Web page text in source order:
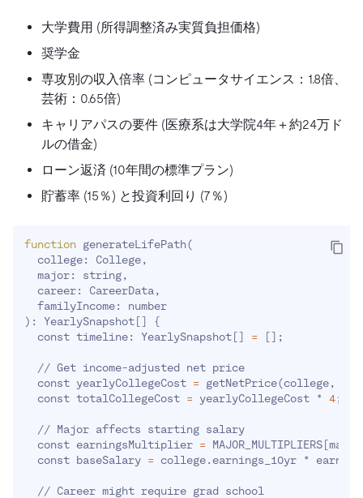
大学費用 (所得調整済み実質負担価格)
奨学金
専攻別の収入倍率 (コンピュータサイエンス：1.8倍、
芸術：0.65倍)
キャリアパスの要件 (医療系は大学院4年＋約24万ド
ルの借金)
ローン返済 (10年間の標準プラン)
貯蓄率 (15％) と投資利回り (7％)
function generateLifePath(
  college: College,
  major: string,
  career: CareerData,
) : YearlySnapshot[]
{
  const timeline: YearlySnapshot
[] = [] ;
  // Get income-adjusted net price
  const yearlyCollegeCost
= getNetPrice(college,
  const totalCollegeCost
= yearlyCollegeCost * 4;
  // Major affects starting salary
  const earningsMultiplier
= MAJOR_MULTIPLIERS[major
  const baseSalary
= college.earnings_10yr *
  // Career might require grad school